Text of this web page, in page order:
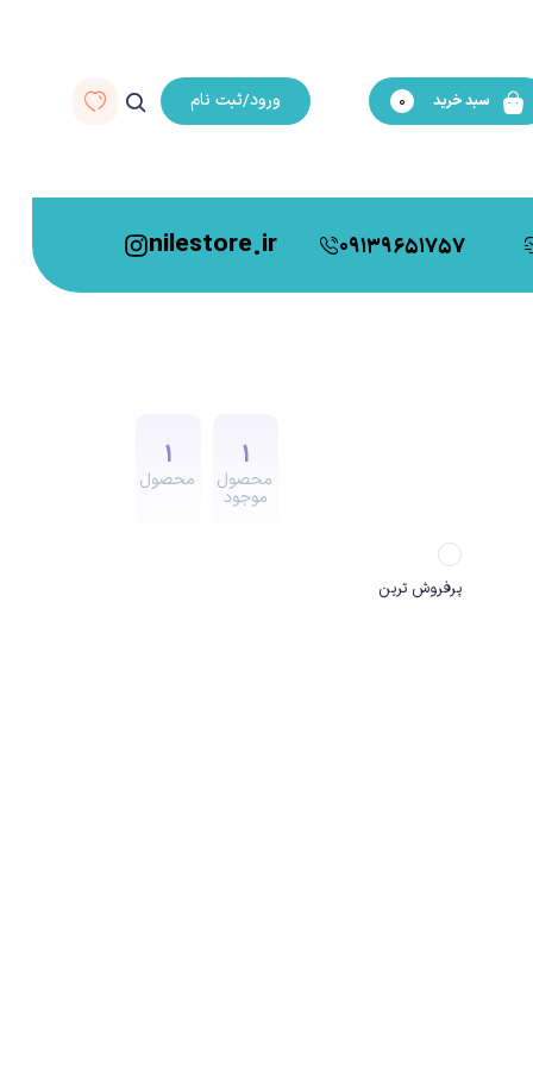
سبد خرید 0 ورود/ثبت نام
09139651757
nilestore.ir
1
محصول
موجود
1
محصول
پرفروش ترین